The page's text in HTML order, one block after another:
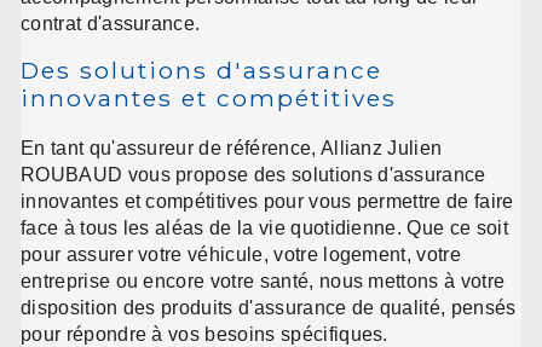
contrat d'assurance.
Des solutions d'assurance
innovantes et compétitives
En tant qu'assureur de référence, Allianz Julien
ROUBAUD vous propose des solutions d'assurance
innovantes et compétitives pour vous permettre de faire
face à tous les aléas de la vie quotidienne. Que ce soit
pour assurer votre véhicule, votre logement, votre
entreprise ou encore votre santé, nous mettons à votre
disposition des produits d'assurance de qualité, pensés
pour répondre à vos besoins spécifiques.